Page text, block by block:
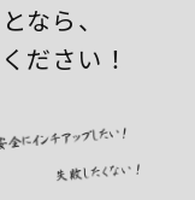
なら、
ださい！